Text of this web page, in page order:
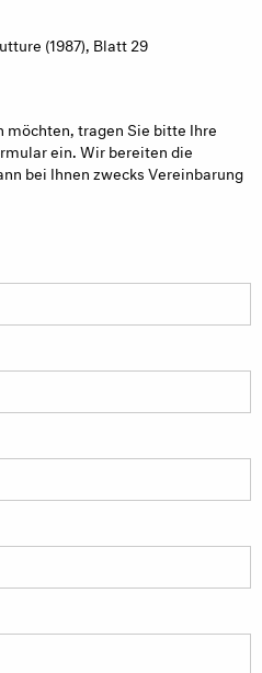
(1987), Blatt 29
möchten, tragen Sie bitte Ihre
ein. Wir bereiten die
bei Ihnen zwecks Vereinbarung